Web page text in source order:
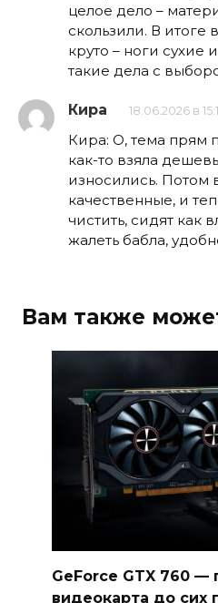
целое дело –
скользили. В итоге
круто – ноги сухие
такие дела с
Кира 18.06.2026 в
Кира: О, тема прям
как-то взяла
износились. Потом
качественные, и
чистить, сидят как
жалеть бабла,
Вам также
GeForce GTX 760 —
видеокарта до сих